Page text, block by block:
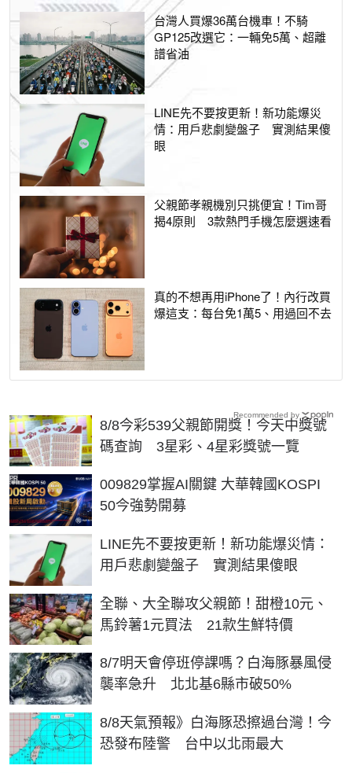
台灣人買爆36萬台機車！不騎
GP125改選它：一輛免5萬、超離
譜省油
LINE先不要按更新！新功能爆災
情：用戶悲劇變盤子 實測結果傻
眼
父親節孝親機別只挑便宜！Tim哥
揭4原則 3款熱門手機怎麼選速看
真的不想再用iPhone了！內行改買
爆這支：每台免1萬5、用過回不去
8/8今彩539父親節開獎！今天中獎號
碼查詢 3星彩、4星彩獎號一覽
009829掌握AI關鍵 大華韓國KOSPI
50今強勢開募
PR
LINE先不要按更新！新功能爆災情：
用戶悲劇變盤子 實測結果傻眼
全聯、大全聯攻父親節！甜橙10元、
馬鈴薯1元買法 21款生鮮特價
8/7明天會停班停課嗎？白海豚暴風侵
襲率急升 北北基6縣市破50%
8/8天氣預報》白海豚恐擦過台灣！今
恐發布陸警 台中以北雨最大
Recommended by